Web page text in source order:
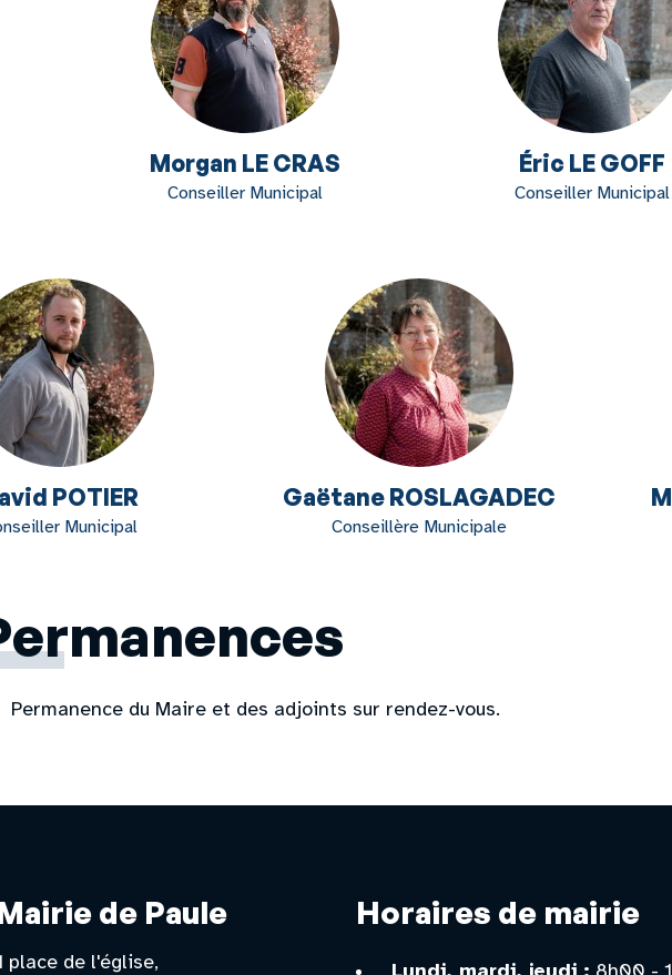
Morgan LE CRAS
Conseiller Municipal
Éric LE GOFF
Conseiller Municipal
POTIER
Municipal
Gaëtane ROSLAGADEC
Conseillère Municipale
Permanence du Maire et des adjoints sur rendez-vous.
de Paule
place de l'église,
Horaires de mairie